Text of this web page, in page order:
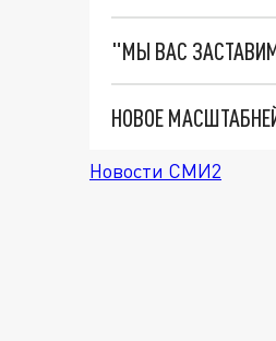
Новости СМИ2